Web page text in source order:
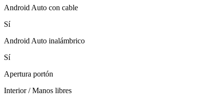
Android Auto con cable
Sí
Android Auto inalámbrico
Sí
Apertura portón
Interior / Manos libres